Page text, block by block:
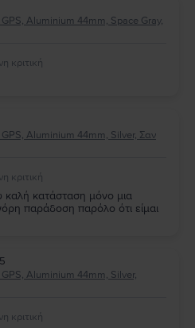
Aluminium 44mm, Space Gray,
κριτική
Aluminium 44mm, Silver, Σαν
κριτική
κατάσταση μόνο μια
παράδοση παρόλο ότι είμαι
Aluminium 44mm, Silver,
κριτική